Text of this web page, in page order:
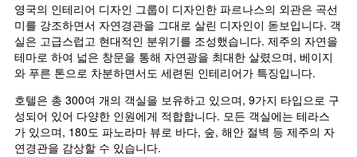
영국의 인테리어 디자인 그룹이 디자인한 파르나스의 외관은 곡선
미를 강조하면서 자연경관을 그대로 살린 디자인이 돋보입니다. 객
실은 고급스럽고 현대적인 분위기를 조성했습니다. 제주의 자연을
테마로 하여 넓은 창문을 통해 자연광을 최대한 살렸으며, 베이지
와 푸른 톤으로 차분하면서도 세련된 인테리어가 특징입니다.
호텔은 총 300여 개의 객실을 보유하고 있으며, 9가지 타입으로 구
성되어 있어 다양한 인원에게 적합합니다. 모든 객실에는 테라스
가 있으며, 180도 파노라마 뷰로 바다, 숲, 해안 절벽 등 제주의 자
연경관을 감상할 수 있습니다.